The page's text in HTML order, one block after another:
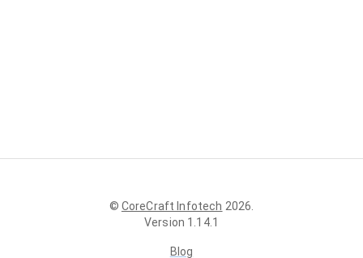
© CoreCraft Infotech 2026
Version 1.14.1
Blog